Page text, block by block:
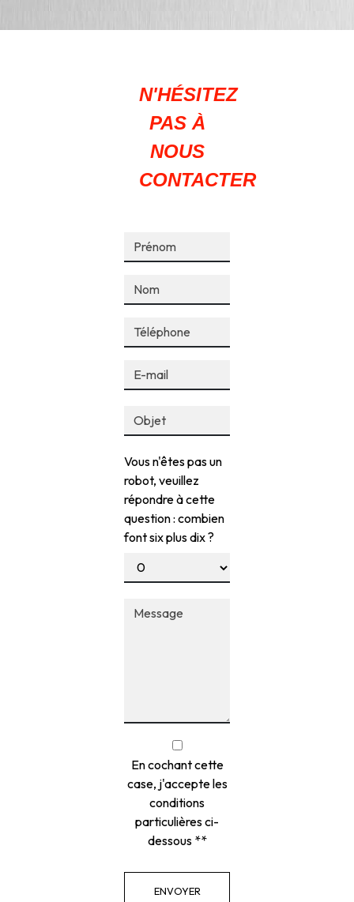
N'HÉSITEZ
PAS À
NOUS
CONTACTER
Vous n'êtes pas un
robot, veuillez
répondre à cette
question : combien
font six plus dix ?
En cochant cette
case, j'accepte les
conditions
particulières ci-
dessous **
ENVOYER